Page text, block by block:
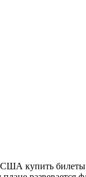
США купить билеты